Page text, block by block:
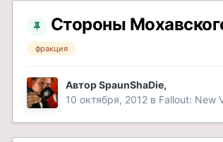
Стороны
фракция
АвторSpaunShaDie,
10 октября, 2012 в Fallout: New